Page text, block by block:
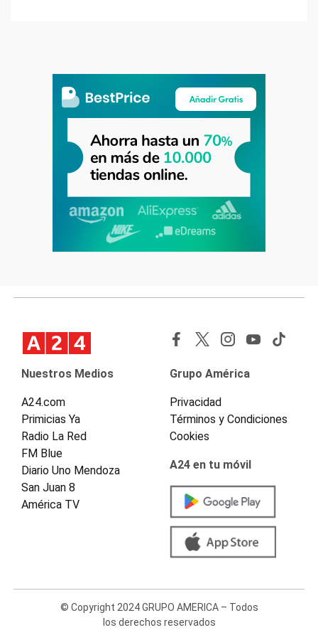
Nuestros Medios
A24.com
Primicias Ya
Radio La Red
FM Blue
Diario Uno Mendoza
San Juan 8
América TV
Grupo América
Privacidad
Términos y Condiciones
Cookies
A24 en tu móvil
© Copyright 2024 GRUPO AMERICA – Todos
los derechos reservados